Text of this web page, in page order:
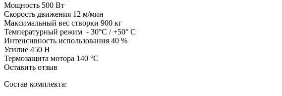
Мощность 500 Вт
Скорость движения 12 м/мин
Максимальный вес створки 900 кг
Температурный режим - 30°С / +50° C
Интенсивность использования 40 %
Усилие 450 Н
Термозащита мотора 140 °С
Оставить отзыв
Состав комплекта: